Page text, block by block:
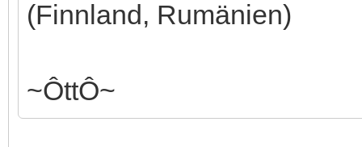
(Finnland, Rumänien)
~ÔttÔ~